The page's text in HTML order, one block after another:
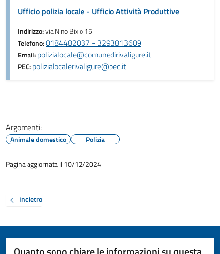
Ufficio polizia locale - Ufficio Attività Produttive
Indirizzo:via Nino Bixio 15
Telefono:0184482037 - 3293813609
Email:polizialocale@comunedirivaligure.it
PEC:polizialocalerivaligure@pec.it
Argomenti:
Animale domestico Polizia
Pagina aggiornata il 10/12/2024
Indietro